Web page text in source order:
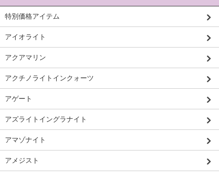
特別価格アイテム
アイオライト
アクアマリン
アクチノライトインクォーツ
アゲート
アズライトイングラナイト
アマゾナイト
アメジスト